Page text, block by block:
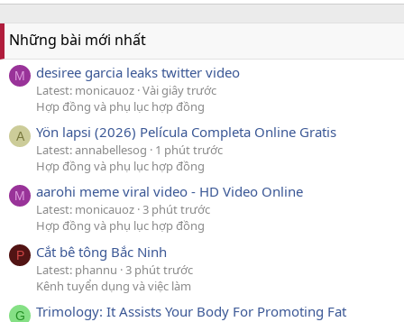
Những bài mới nhất
M desiree garcia leaks twitter video
Latest: monicauoz Vài giây trước
Hợp đồng và phụ lục hợp đồng
A Yön lapsi (2026) Película Completa Online Gratis
Latest: annabellesog
1 phút trước
Hợp đồng và phụ lục hợp đồng
M aarohi meme viral video - HD Video Online
Latest: monicauoz 3 phút trước
Hợp đồng và phụ lục hợp đồng
P Cắt bê tông Bắc Ninh
Latest: phannu 3 phút trước
Kênh tuyển dụng và việc làm
G
Trimology: It Assists Your Body For Promoting Fat